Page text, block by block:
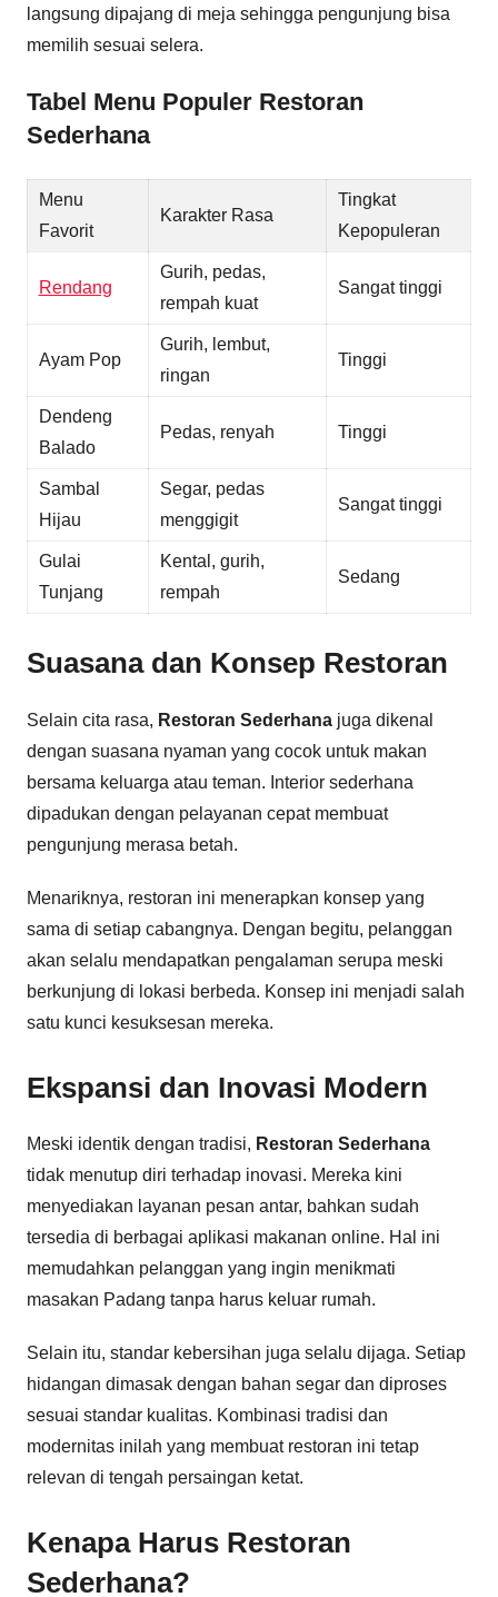
langsung dipajang di meja sehingga pengunjung bisa
memilih sesuai selera.
Tabel Menu Populer Restoran
Sederhana
Menu
Favorit
Karakter Rasa
Tingkat
Kepopuleran
Rendang
Gurih, pedas,
rempah kuat
Sangat tinggi
Ayam Pop
Gurih, lembut,
ringan
Tinggi
Dendeng
Balado
Pedas, renyah Tinggi
Sambal
Hijau
Segar, pedas
menggigit
Sangat tinggi
Gulai
Tunjang
Kental, gurih,
rempah
Sedang
Suasana dan Konsep Restoran
Selain cita rasa, Restoran Sederhana juga dikenal
dengan suasana nyaman yang cocok untuk makan
bersama keluarga atau teman. Interior sederhana
dipadukan dengan pelayanan cepat membuat
pengunjung merasa betah.
Menariknya, restoran ini menerapkan konsep yang
sama di setiap cabangnya. Dengan begitu, pelanggan
akan selalu mendapatkan pengalaman serupa meski
berkunjung di lokasi berbeda. Konsep ini menjadi salah
satu kunci kesuksesan mereka.
Ekspansi dan Inovasi Modern
Meski identik dengan tradisi, Restoran Sederhana
tidak menutup diri terhadap inovasi. Mereka kini
menyediakan layanan pesan antar, bahkan sudah
tersedia di berbagai aplikasi makanan online. Hal ini
memudahkan pelanggan yang ingin menikmati
masakan Padang tanpa harus keluar rumah.
Selain itu, standar kebersihan juga selalu dijaga. Setiap
hidangan dimasak dengan bahan segar dan diproses
sesuai standar kualitas. Kombinasi tradisi dan
modernitas inilah yang membuat restoran ini tetap
relevan di tengah persaingan ketat.
Kenapa Harus Restoran
Sederhana?